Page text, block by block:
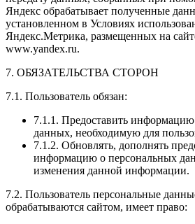
Яндекс обрабатывает полученные
установленном в Условиях
Яндекс.Метрика, размещенных на
www.yandex.ru.
7. ОБЯЗАТЕЛЬСТВА СТОРОН
7.1. Пользователь обязан:
7.1.1. Предоставить
данных, необходимую для
7.1.2. Обновлять, дополнять
информацию о персональных
изменения данной информации.
7.2. Пользователь персональные
обрабатываются сайтом, имеет право: